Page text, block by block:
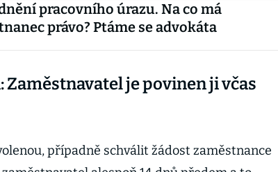
pracovního úrazu. Na co má
právo? Ptáme se advokáta
Zaměstnavatel je povinen ji včas
případně schválit žádost zaměstnance